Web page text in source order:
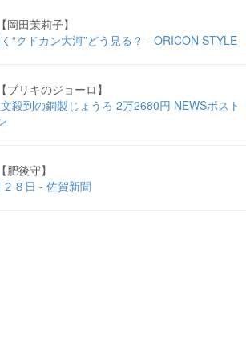
田茉莉子】
“クドカン大河”どう見る？ - ORICON STYLE
リキのジョーロ】
殺到の銅製じょうろ 2万2680円 NEWSポスト
後守】
８日 - 佐賀新聞